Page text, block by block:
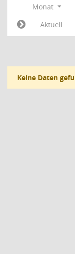
Monat
Aktuell
Keine Daten